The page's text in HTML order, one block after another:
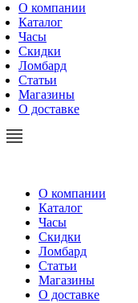
О компании
Каталог
Часы
Скидки
Ломбард
Статьи
Магазины
О доставке
О компании
Каталог
Часы
Скидки
Ломбард
Статьи
Магазины
О доставке